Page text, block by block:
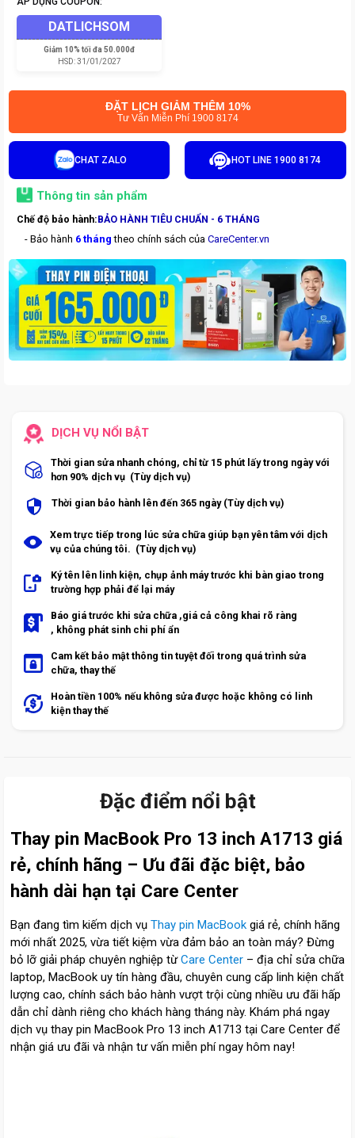
DATLICHSOM
Giảm 10% tối đa 50.000đ
HSD:31/01/2027
ĐẶT LỊCH GIẢM THÊM 10%
Tư Vấn Miễn Phí 1900 8174
CHAT ZALO HOT LINE 1900 8174
Thông tin sản phẩm
Chế độ bảo hành:BẢO HÀNH TIÊU CHUẨN - 6 THÁNG
- Bảo hành 6 tháng theo chính sách của CareCenter.vn
DỊCH VỤ NỔI BẬT
Thời gian sửa nhanh chóng, chỉ từ 15 phút lấy trong ngày với
hơn 90% dịch vụ (Tùy dịch vụ)
Thời gian bảo hành lên đến 365 ngày (Tùy dịch vụ)
Xem trực tiếp trong lúc sửa chữa giúp bạn yên tâm với dịch
vụ của chúng tôi. (Tùy dịch vụ)
Ký tên lên linh kiện, chụp ảnh máy trước khi bàn giao trong
trường hợp phải để lại máy
Báo giá trước khi sửa chữa ,giá cả công khai rõ ràng
, không phát sinh chi phí ẩn
Cam kết bảo mật thông tin tuyệt đối trong quá trình sửa
chữa, thay thế
Hoàn tiền 100% nếu không sửa được hoặc không có linh
kiện thay thế
Đặc điểm nổi bật
Thay pin MacBook Pro 13 inch A1713 giá
rẻ, chính hãng – Ưu đãi đặc biệt, bảo
hành dài hạn tại Care Center
Bạn đang tìm kiếm dịch vụ Thay pin MacBook giá rẻ, chính hãng
mới nhất 2025, vừa tiết kiệm vừa đảm bảo an toàn máy? Đừng
bỏ lỡ giải pháp chuyên nghiệp từCare Center – địa chỉ sửa chữa
laptop, MacBook uy tín hàng đầu, chuyên cung cấp linh kiện chất
lượng cao, chính sách bảo hành vượt trội cùng nhiều ưu đãi hấp
dẫn chỉ dành riêng cho khách hàng tháng này. Khám phá ngay
dịch vụ thay pin MacBook Pro 13 inch A1713 tại Care Center để
nhận giá ưu đãi và nhận tư vấn miễn phí ngay hôm nay!